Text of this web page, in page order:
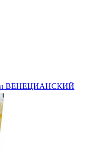
ВЕНЕЦИАНСКИЙ